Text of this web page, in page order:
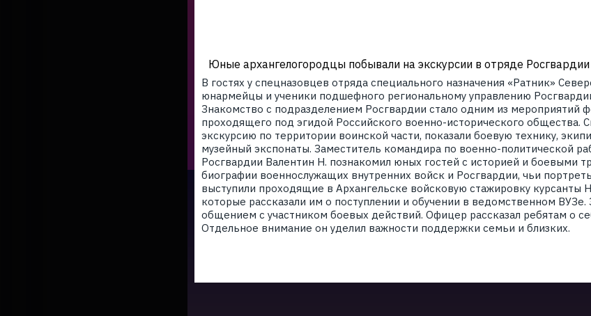
Юные архангелогородцы побывали на экскурсии в отряде Росгвардии
В гостях у спецназовцев отряда специального назначения «Ратник»
юнармейцы и ученики подшефного региональному управлению
Знакомство с подразделением Росгвардии стало одним из мероприятий
проходящего под эгидой Российского военно-исторического общества.
экскурсию по территории воинской части, показали боевую технику,
музейный экспонаты. Заместитель командира по военно-политической
Росгвардии Валентин Н. познакомил юных гостей с историей и боевыми
биографии военнослужащих внутренних войск и Росгвардии, чьи
выступили проходящие в Архангельске войсковую стажировку курсанты
которые рассказали им о поступлении и обучении в ведомственном
общением с участником боевых действий. Офицер рассказал ребятам о
Отдельное внимание он уделил важности поддержки семьи и близких.